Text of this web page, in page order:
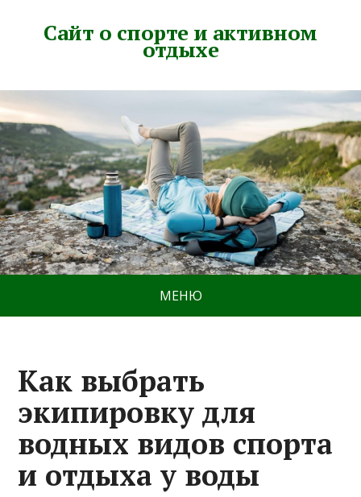
Сайт о спорте и активном
отдыхе
МЕНЮ
Как выбрать
экипировку для
водных видов спорта
и отдыха у воды